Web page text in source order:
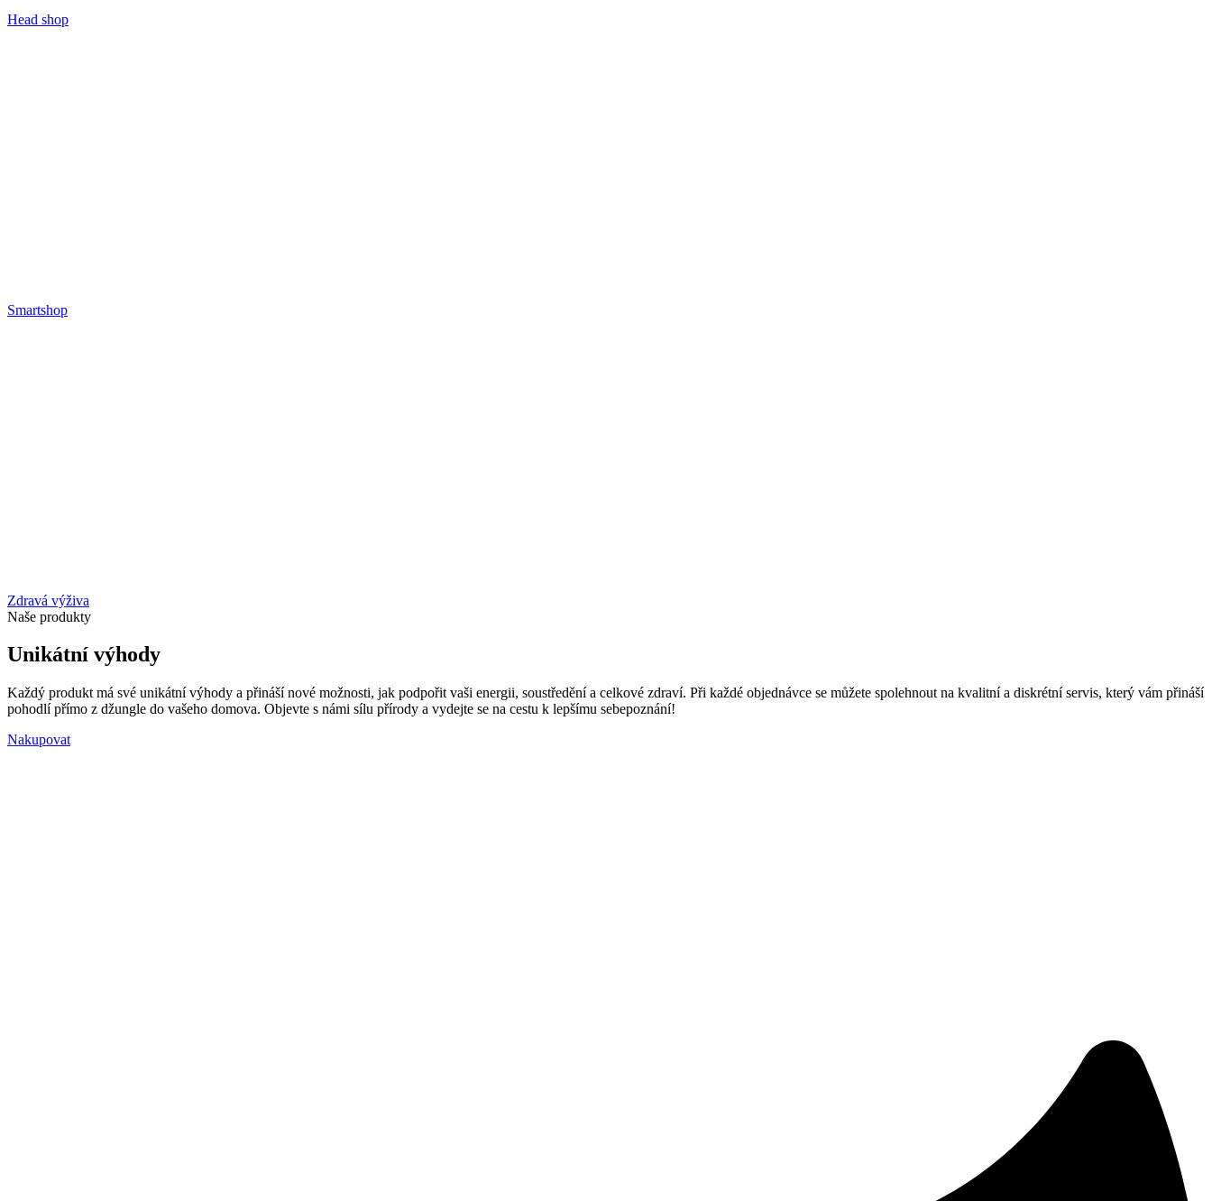
Head shop
Smartshop
Zdravá výživa
Naše produkty
Unikátní výhody
Každý produkt má své unikátní výhody a přináší nové možnosti, jak podpořit vaši energii, soustředění a celkové zdraví. Při každé objednávce se můžete spolehnout na kvalitní a diskrétní servis, který vám přináší
pohodlí přímo z džungle do vašeho domova. Objevte s námi sílu přírody a vydejte se na cestu k lepšímu sebepoznání!
Nakupovat